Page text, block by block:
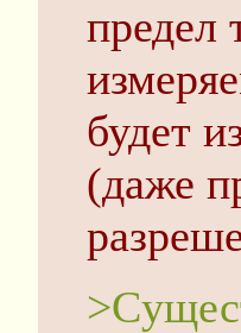
предел
будет
(даже